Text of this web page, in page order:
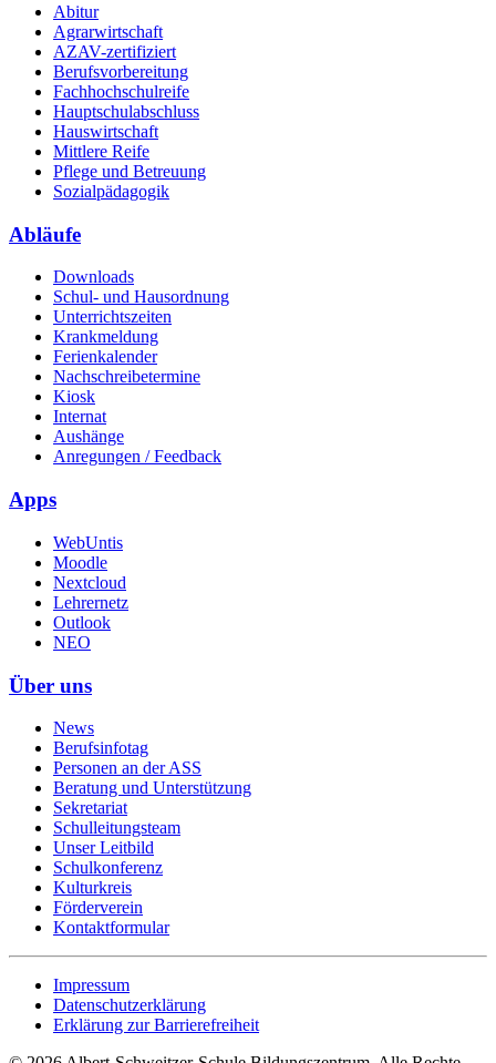
Abitur
Agrarwirtschaft
AZAV-zertifiziert
Berufsvorbereitung
Fachhochschulreife
Hauptschulabschluss
Hauswirtschaft
Mittlere Reife
Pflege und Betreuung
Sozialpädagogik
Abläufe
Downloads
Schul- und Hausordnung
Unterrichtszeiten
Krankmeldung
Ferienkalender
Nachschreibetermine
Kiosk
Internat
Aushänge
Anregungen / Feedback
Apps
WebUntis
Moodle
Nextcloud
Lehrernetz
Outlook
NEO
Über uns
News
Berufsinfotag
Personen an der ASS
Beratung und Unterstützung
Sekretariat
Schulleitungsteam
Unser Leitbild
Schulkonferenz
Kulturkreis
Förderverein
Kontaktformular
Impressum
Datenschutzerklärung
Erklärung zur Barrierefreiheit